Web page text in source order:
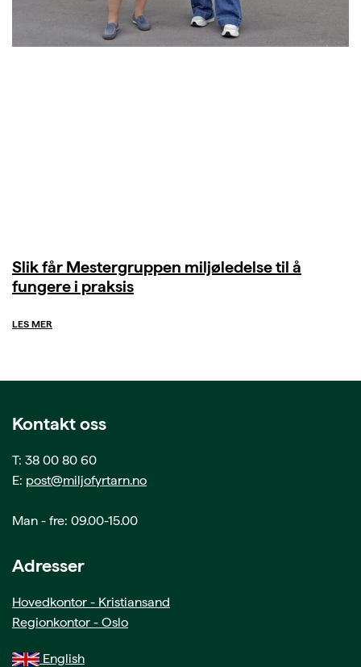
Slik får Mestergruppen miljøledelse til å
fungere i praksis
LES MER
Kontakt oss
T: 38 00 80 60
E: post@miljofyrtarn.no
Man - fre: 09.00-15.00
Adresser
Hovedkontor - Kristiansand
Regionkontor - Oslo
English